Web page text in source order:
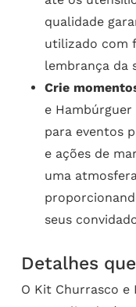
qualidade
utilizado com
lembrança da
Crie
e Hambúrguer
para eventos
e ações de
uma
seus
Detalhes
O Kit Churrasco e